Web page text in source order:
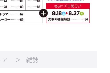
雑誌